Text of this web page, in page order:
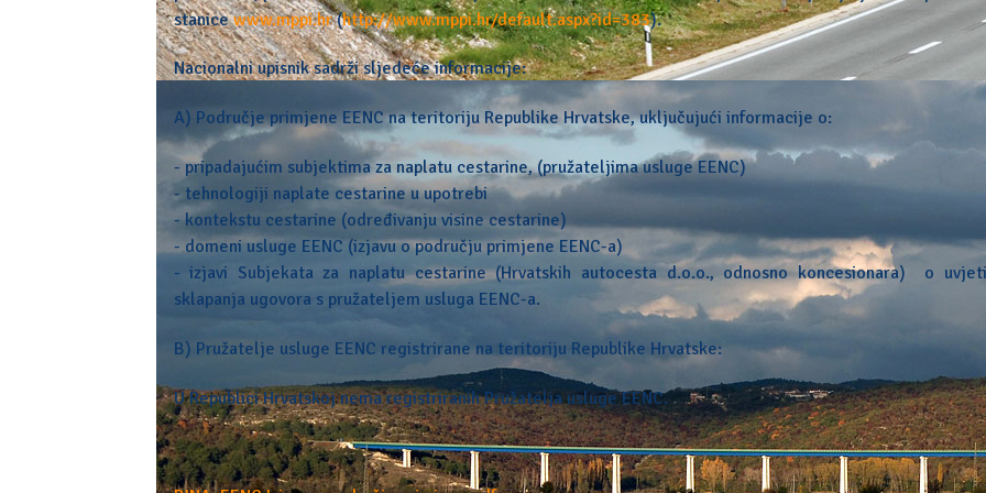
stanicewww.mppi.hr(http://www.mppi.hr/default.aspx?id=383).
Nacionalni upisnik sadrži sljedeće informacije:
A) Područje primjene EENC na teritoriju Republike Hrvatske, uključujući informacije o:
- pripadajućim subjektima za naplatu cestarine, (pružateljima usluge EENC)
- tehnologiji naplate cestarine u upotrebi
- kontekstu cestarine (određivanju visine cestarine)
- domeni usluge EENC (izjavu o području primjene EENC-a)
- izjavi Subjekata za naplatu cestarine (Hrvatskih autocesta d.o.o., odnosno koncesionara) o
sklapanja ugovora s pružateljem usluga EENC-a.
B) Pružatelje usluge EENC registrirane na teritoriju Republike Hrvatske:
U Republici Hrvatskoj nema registriranih Pružatelja usluge EENC.